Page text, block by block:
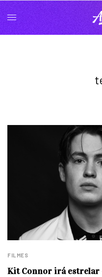
FILMES
Kit Connor irá estrelar